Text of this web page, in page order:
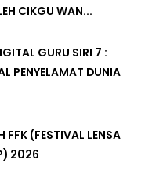
CIKGU WAN...
GURU SIRI 7 :
PENYELAMAT DUNIA
FFK (FESTIVAL LENSA
2026